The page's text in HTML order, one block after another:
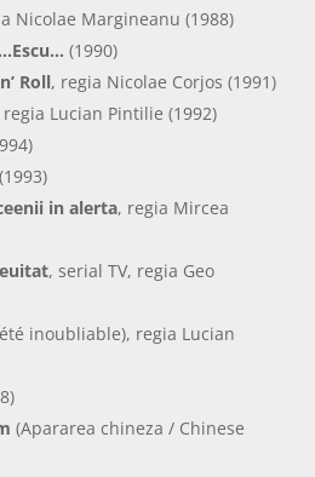
Nicolae Margineanu (1988)
…Escu… (1990)
Roll, regia Nicolae Corjos (1991)
regia Lucian Pintilie (1992)
(1993)
in alerta, regia Mircea
, serial TV, regia Geo
inoubliable), regia Lucian
(Apararea chineza / Chinese